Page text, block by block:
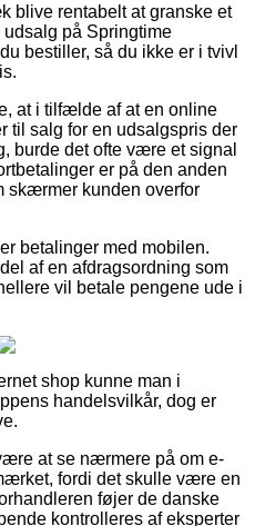
blive rentabelt at granske et
udsalg på Springtime
bestiller, så du ikke er i tvivl
at i tilfælde af at en online
til salg for en udsalgspris der
burde det ofte være et signal
er på den anden
skærmer kunden overfor
betalinger med mobilen.
af en afdragsordning som
vil betale pengene ude i
shop kunne man i
handelsvilkår, dog er
at se nærmere på om e-
fordi det skulle være en
føjer de danske
kontrolleres af eksperter